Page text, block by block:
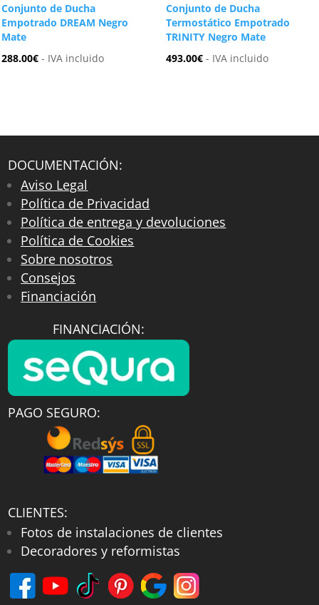
Conjunto de Ducha
Empotrado DREAM Negro
Mate
288.00€ - IVA incluido
Conjunto de Ducha
Termostático Empotrado
TRINITY Negro Mate
493.00€ - IVA incluido
DOCUMENTACIÓN:
Aviso Legal
Política de Privacidad
Política de entrega y devoluciones
Política de Cookies
Sobre nosotros
Consejos
Financiación
FINANCIACIÓN:
PAGO SEGURO:
CLIENTES:
Fotos de instalaciones de clientes
Decoradores y reformistas